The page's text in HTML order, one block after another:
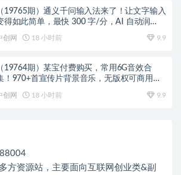
（19765期）通义千问输入法来了！让文字输入
得如此简单，最快 300 字/分，AI 自动润
创网 18 小时前 9.9
（19764期）某宝付费购买，常用6G音效合
！970+首宣传片背景音乐，无版权可商用大
创网 18 小时前 9.9
方资源站，主要面向互联网创业类&副